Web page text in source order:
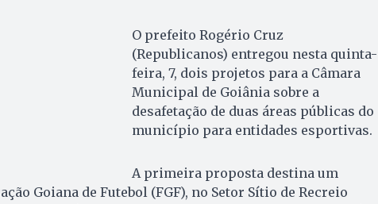
O prefeito Rogério Cruz
(Republicanos) entregou nesta quinta-
feira, 7, dois projetos para a Câmara
Municipal de Goiânia sobre a
desafetação de duas áreas públicas do
município para entidades esportivas.
A primeira proposta destina um
Goiana de Futebol (FGF), no Setor Sítio de Recreio